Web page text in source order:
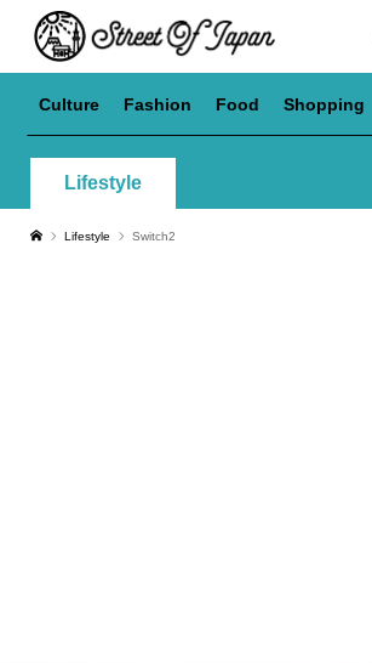
Culture Fashion Food Shopping
Lifestyle
Lifestyle Switch2